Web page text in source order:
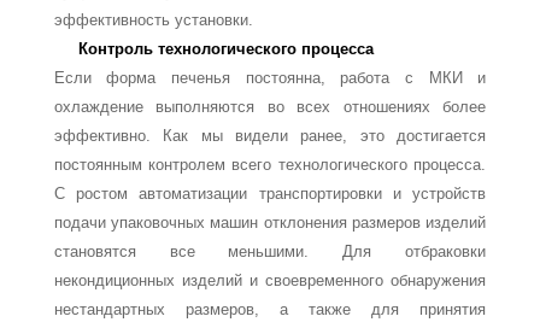
эффективность установки.
Контроль технологического процесса
Если форма печенья постоянна, работа с МКИ и
охлаждение выполняются во всех отношениях более
эффективно. Как мы видели ранее, это достигается
постоянным контролем всего технологического процесса.
С ростом автоматизации транспортиров­ки и устройств
подачи упаковочных машин отклонения размеров изделий
становятся все меньшими. Для отбраковки
некондиционных изделий и своевременного обнару­жения
нестандартных размеров, а также для принятия